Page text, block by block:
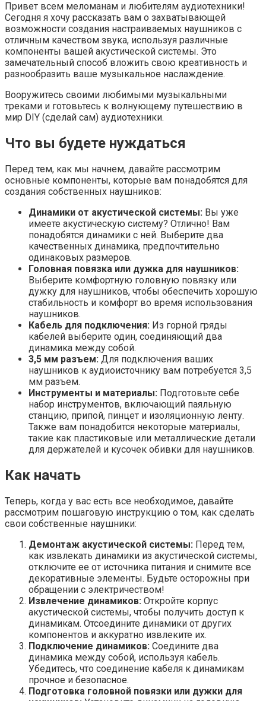
Привет всем меломанам и любителям аудиотехники!
Сегодня я хочу рассказать вам о захватывающей
возможности создания настраиваемых наушников с
отличным качеством звука, используя различные
компоненты вашей акустической системы. Это
замечательный способ вложить свою креативность и
разнообразить ваше музыкальное наслаждение.
Вооружитесь своими любимыми музыкальными
треками и готовьтесь к волнующему путешествию в
мир DIY (сделай сам) аудиотехники.
Что вы будете нуждаться
Перед тем, как мы начнем, давайте рассмотрим
основные компоненты, которые вам понадобятся для
создания собственных наушников:
Динамики от акустической системы: Вы уже
имеете акустическую систему? Отлично! Вам
понадобятся динамики с ней. Выберите два
качественных динамика, предпочтительно
одинаковых размеров.
Головная повязка или дужка для наушников:
Выберите комфортную головную повязку или
дужку для наушников, чтобы обеспечить хорошую
стабильность и комфорт во время использования
наушников.
Кабель для подключения: Из горной гряды
кабелей выберите один, соединяющий два
динамика между собой.
3,5 мм разъем: Для подключения ваших
наушников к аудиоисточнику вам потребуется 3,5
мм разъем.
Инструменты и материалы: Подготовьте себе
набор инструментов, включающий паяльную
станцию, припой, пинцет и изоляционную ленту.
Также вам понадобится некоторые материалы,
такие как пластиковые или металлические детали
для держателей и кусочек обивки для наушников.
Как начать
Теперь, когда у вас есть все необходимое, давайте
рассмотрим пошаговую инструкцию о том, как сделать
свои собственные наушники:
Демонтаж акустической системы: Перед тем,
как извлекать динамики из акустической системы,
отключите ее от источника питания и снимите все
декоративные элементы. Будьте осторожны при
обращении с электричеством!
Извлечение динамиков: Откройте корпус
акустической системы, чтобы получить доступ к
динамикам. Отсоедините динамики от других
компонентов и аккуратно извлеките их.
Подключение динамиков: Соедините два
динамика между собой, используя кабель.
Убедитесь, что соединение кабеля к динамикам
прочное и безопасное.
Подготовка головной повязки или дужки для